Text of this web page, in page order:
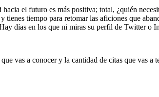
el futuro es más positiva; total, ¿quién
tiempo para retomar las aficiones que
días en los que ni miras su perfil de Twitter o
vas a conocer y la cantidad de citas que vas a